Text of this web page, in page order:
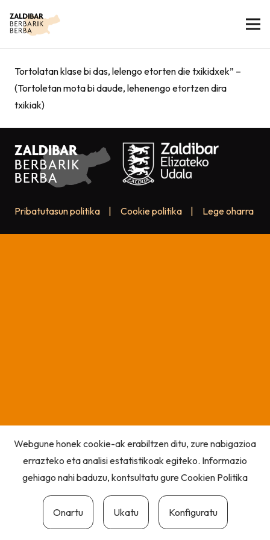
Tortolatan klase bi das, lelengo etorten die txikidxek” –
(Tortoletan mota bi daude, lehenengo etortzen dira
txikiak)
Pribatutasun politika Cookie politika Lege oharra
Webgune honek cookie-ak erabiltzen ditu, zure nabigazioa
errazteko eta analisi estatistikoak egiteko. Informazio
gehiago nahi baduzu, kontsultatu gureCookien Politika
Onartu Ukatu Konfiguratu